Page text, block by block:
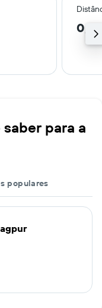
0,4
para a
populares